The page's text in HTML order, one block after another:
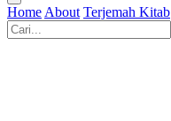
Home About Terjemah Kitab